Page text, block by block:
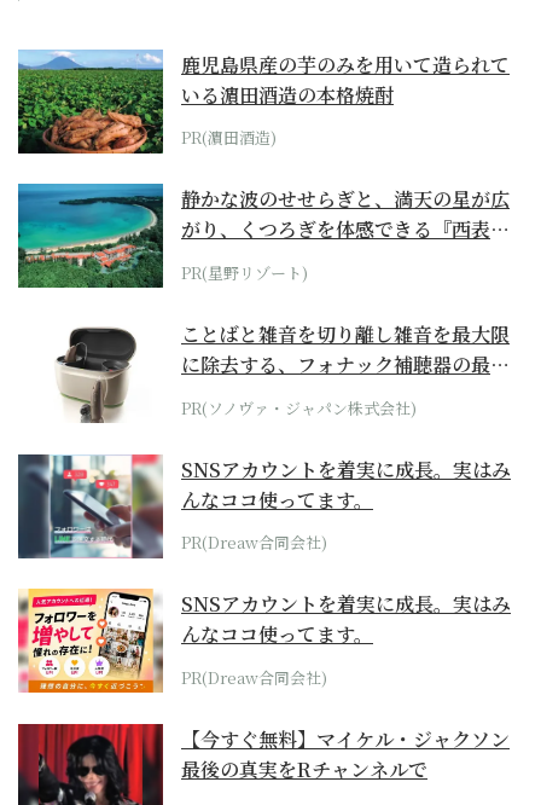
鹿児島県産の芋のみを用いて造られて
いる濵田酒造の本格焼酎
PR(濵田酒造)
静かな波のせせらぎと、満天の星が広
がり、くつろぎを体感できる『西表島
ホテル by...
PR(星野リゾート)
ことばと雑音を切り離し雑音を最大限
に除去する、フォナック補聴器の最上
位モデル
PR(ソノヴァ・ジャパン株式会社)
SNSアカウントを着実に成長。実はみ
んなココ使ってます。
PR(Dreaw合同会社)
SNSアカウントを着実に成長。実はみ
んなココ使ってます。
PR(Dreaw合同会社)
【今すぐ無料】マイケル・ジャクソン
最後の真実をRチャンネルで